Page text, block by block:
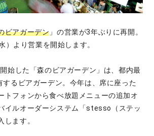
ビアガーデン 」の営業が3年ぶりに再開。
）より営業を開始します。
始した「森のビアガーデン」は、都内最
するビアガーデン。今年は、席に座った
トフォンから食べ放題メニューの追加オ
イルオーダーシステム「stesso（ステッ
します。